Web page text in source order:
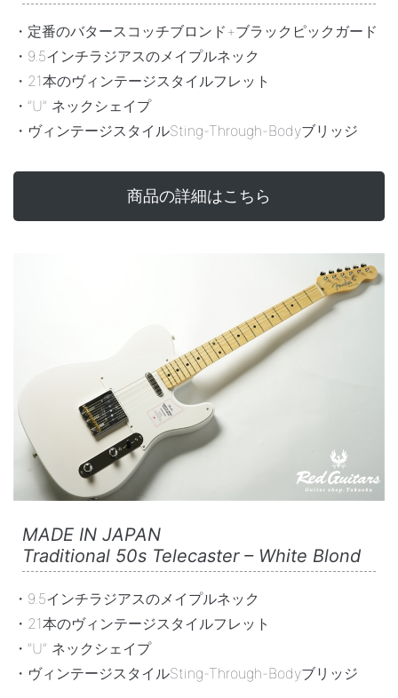
・定番のバタースコッチブロンド+ブラックピックガード
・9.5インチラジアスのメイプルネック
・21本のヴィンテージスタイルフレット
・”U” ネックシェイプ
・ヴィンテージスタイルSting-Through-Bodyブリッジ
商品の詳細はこちら
MADE IN JAPAN
Traditional 50s Telecaster – White Blond
・9.5インチラジアスのメイプルネック
・21本のヴィンテージスタイルフレット
・”U” ネックシェイプ
・ヴィンテージスタイルSting-Through-Bodyブリッジ